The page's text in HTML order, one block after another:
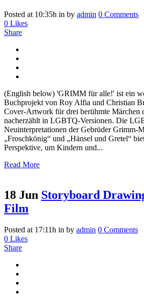
Posted at 10:35h in by admin 0 Comments
0 Likes
Share
(English below) 'GRIMM für alle!' ist ein
Buchprojekt von Roy Alfia und Christian
Cover-Artwork für drei berühmte Märchen
nacherzählt in LGBTQ-Versionen. Die
Neuinterpretationen der Gebrüder Grimm-
„Froschkönig“ und „Hänsel und Gretel“
Perspektive, um Kindern und...
Read More
18 Jun Storyboard
Film
Posted at 17:11h in by admin 0 Comments
0 Likes
Share